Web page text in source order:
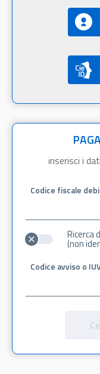
inserisci i
Codice fiscale
Ricerca
(non
Codice avviso o